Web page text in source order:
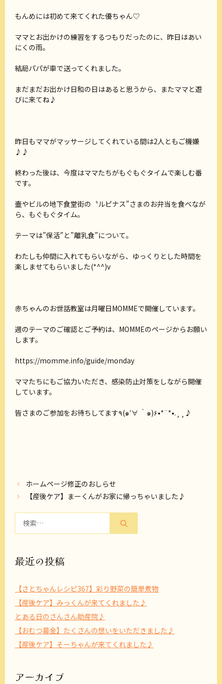
もんめには初めて来てくれた優ちゃん♡
ママとお出かけの練習をするつもりだったのに、昨日はあい
にくの雨。
結局パパが車で送ってくれました。
まだまだお出かけ日和の日はあると思うから、またママと遊
びに来てね♪
昨日もママがマッサージしてくれている間は2人ともご機嫌
♪♪
終わった後は、今度はママたちがもぐもぐタイムで楽しむ番
です。
壷やビルの地下食堂街の〝ルピナス”さまのお弁当を食べなが
ら、もぐもぐタイム。
テーマは”保活”と”離乳食”について。
わたしも仲間に入れてもらいながら、ゆっくりとした時間を
楽しませてもらいました(*^^)v
赤ちゃんのお世話教室は月曜日MOMMEで開催しています。
週のテーマのご確認とご予約は、MOMMEのページからお願い
します。
https://momme.info/guide/monday
ママたちにもご協力いただき、感染防止対策をしながら開催
しています。
皆さまのご参加をお待ちしてます٩(๑′∀ ‵๑)۶•*¨*•.¸¸♪
ホームページ修正のおしらせ
【産後ケア】まーくんがお家に帰っちゃいました♪
最近の投稿
【さとちゃんレシピ367】彩り野菜の簡単煮物
【産後ケア】みっくんが来てくれました♪
とある日のさんさん助産院♪
【おむつ募金】たくさんの想いをいただきました♪
【産後ケア】そーちゃんが来てくれました♪
アーカイブ